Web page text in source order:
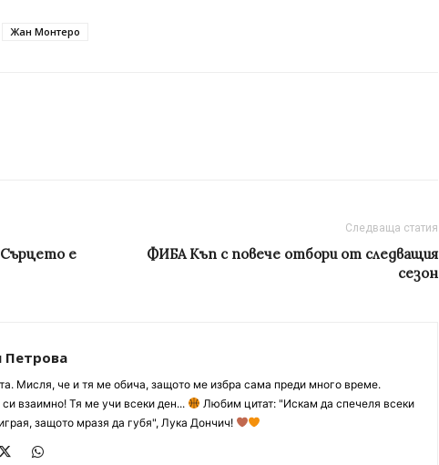
Жан Монтеро
е
Следваща статия
ФИБА Къп с повече отбори от следващия
сезон
Петрова
Мисля, че и тя ме обича, защото ме избра сама преди много време.
взаимно! Тя ме учи всеки ден...
Любим цитат: "Искам да спечеля всеки
защото мразя да губя", Лука Дончич!